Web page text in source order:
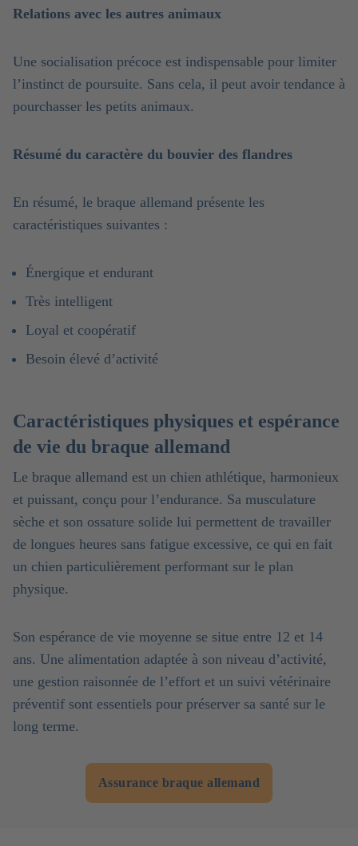
Relations avec les autres animaux
Une socialisation précoce est indispensable pour limiter
l’instinct de poursuite. Sans cela, il peut avoir tendance à
pourchasser les petits animaux.
Résumé du caractère du bouvier des flandres
En résumé, le braque allemand présente les
caractéristiques suivantes :
Énergique et endurant
Très intelligent
Loyal et coopératif
Besoin élevé d’activité
Caractéristiques physiques et espérance
de vie du braque allemand
Le braque allemand est un chien athlétique, harmonieux
et puissant, conçu pour l’endurance. Sa musculature
sèche et son ossature solide lui permettent de travailler
de longues heures sans fatigue excessive, ce qui en fait
un chien particulièrement performant sur le plan
physique.
Son espérance de vie moyenne se situe entre 12 et 14
ans. Une alimentation adaptée à son niveau d’activité,
une gestion raisonnée de l’effort et un suivi vétérinaire
préventif sont essentiels pour préserver sa santé sur le
long terme.
Assurance braque allemand